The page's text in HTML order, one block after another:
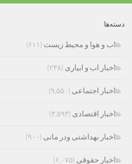
دسته‌ها
اب و هوا و محیط زیست (۶۱۱)
اخبار اب و ابیاری (۲۳۸)
اخبار اجتماعی (۹,۵۵۰)
اخبار اقتصادی (۳,۵۹۳)
اخبار بهداشتی ودر مانی (۹۰۰)
اخبار حقوقی (۶,۰۷۵)